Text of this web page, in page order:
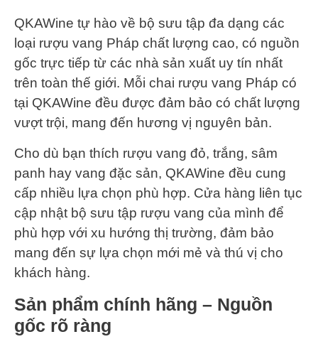
QKAWine tự hào về bộ sưu tập đa dạng các
loại rượu vang Pháp chất lượng cao, có nguồn
gốc trực tiếp từ các nhà sản xuất uy tín nhất
trên toàn thế giới. Mỗi chai rượu vang Pháp có
tại QKAWine đều được đảm bảo có chất lượng
vượt trội, mang đến hương vị nguyên bản.
Cho dù bạn thích rượu vang đỏ, trắng, sâm
panh hay vang đặc sản, QKAWine đều cung
cấp nhiều lựa chọn phù hợp. Cửa hàng liên tục
cập nhật bộ sưu tập rượu vang của mình để
phù hợp với xu hướng thị trường, đảm bảo
mang đến sự lựa chọn mới mẻ và thú vị cho
khách hàng.
Sản phẩm chính hãng – Nguồn
gốc rõ ràng